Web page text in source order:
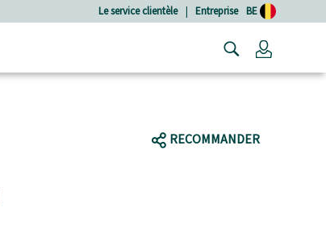
Le service clientèle | Entreprise BE
RECOMMANDER